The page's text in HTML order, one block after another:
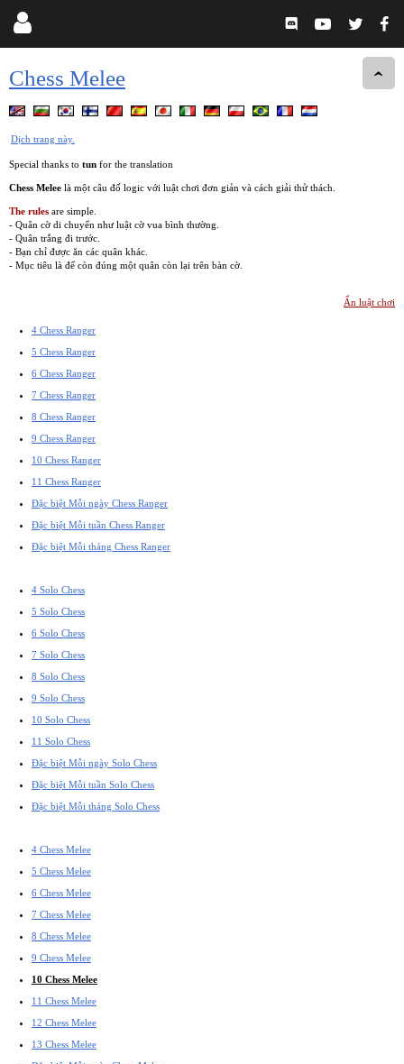
Chess Melee
Dịch trang này.
Special thanks to tun for the translation
Chess Melee là một câu đố logic với luật chơi đơn giản và cách giải thử thách.
The rules are simple.
- Quân cờ di chuyển như luật cờ vua bình thường.
- Quân trắng đi trước.
- Bạn chỉ được ăn các quân khác.
- Mục tiêu là để còn đúng một quân còn lại trên bàn cờ.
Ẩn luật chơi
4 Chess Ranger
5 Chess Ranger
6 Chess Ranger
7 Chess Ranger
8 Chess Ranger
9 Chess Ranger
10 Chess Ranger
11 Chess Ranger
Đặc biệt Mỗi ngày Chess Ranger
Đặc biệt Mỗi tuần Chess Ranger
Đặc biệt Mỗi tháng Chess Ranger
4 Solo Chess
5 Solo Chess
6 Solo Chess
7 Solo Chess
8 Solo Chess
9 Solo Chess
10 Solo Chess
11 Solo Chess
Đặc biệt Mỗi ngày Solo Chess
Đặc biệt Mỗi tuần Solo Chess
Đặc biệt Mỗi tháng Solo Chess
4 Chess Melee
5 Chess Melee
6 Chess Melee
7 Chess Melee
8 Chess Melee
9 Chess Melee
10 Chess Melee
11 Chess Melee
12 Chess Melee
13 Chess Melee